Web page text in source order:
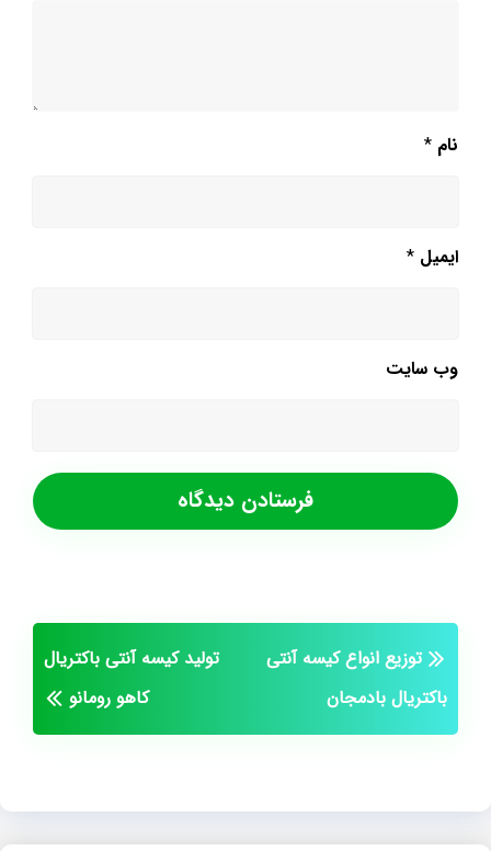
نام *
ایمیل *
وب‌ سایت
توزیع انواع کیسه آنتی
باکتریال بادمجان
تولید کیسه آنتی باکتریال
کاهو رومانو